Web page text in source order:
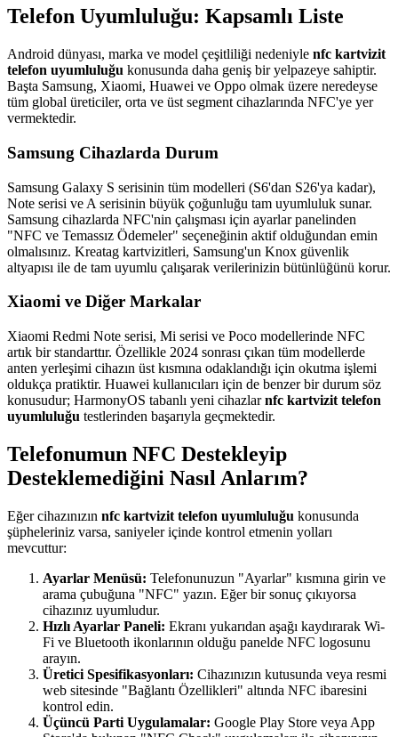
Telefon Uyumluluğu: Kapsamlı Liste
Android dünyası, marka ve model çeşitliliği nedeniyle nfc kartvizit
telefon uyumluluğu konusunda daha geniş bir yelpazeye sahiptir.
Başta Samsung, Xiaomi, Huawei ve Oppo olmak üzere neredeyse
tüm global üreticiler, orta ve üst segment cihazlarında NFC'ye yer
vermektedir.
Samsung Cihazlarda Durum
Samsung Galaxy S serisinin tüm modelleri (S6'dan S26'ya kadar),
Note serisi ve A serisinin büyük çoğunluğu tam uyumluluk sunar.
Samsung cihazlarda NFC'nin çalışması için ayarlar panelinden
"NFC ve Temassız Ödemeler" seçeneğinin aktif olduğundan emin
olmalısınız. Kreatag kartvizitleri, Samsung'un Knox güvenlik
altyapısı ile de tam uyumlu çalışarak verilerinizin bütünlüğünü korur.
Xiaomi ve Diğer Markalar
Xiaomi Redmi Note serisi, Mi serisi ve Poco modellerinde NFC
artık bir standarttır. Özellikle 2024 sonrası çıkan tüm modellerde
anten yerleşimi cihazın üst kısmına odaklandığı için okutma işlemi
oldukça pratiktir. Huawei kullanıcıları için de benzer bir durum söz
konusudur; HarmonyOS tabanlı yeni cihazlarnfc kartvizit telefon
uyumluluğu testlerinden başarıyla geçmektedir.
Telefonumun NFC Destekleyip
Desteklemediğini Nasıl Anlarım?
Eğer cihazınızın nfc kartvizit telefon uyumluluğu konusunda
şüpheleriniz varsa, saniyeler içinde kontrol etmenin yolları
mevcuttur:
Ayarlar Menüsü: Telefonunuzun "Ayarlar" kısmına girin ve
arama çubuğuna "NFC" yazın. Eğer bir sonuç çıkıyorsa
cihazınız uyumludur.
Hızlı Ayarlar Paneli: Ekranı yukarıdan aşağı kaydırarak Wi-
Fi ve Bluetooth ikonlarının olduğu panelde NFC logosunu
arayın.
Üretici Spesifikasyonları: Cihazınızın kutusunda veya resmi
web sitesinde "Bağlantı Özellikleri" altında NFC ibaresini
kontrol edin.
Üçüncü Parti Uygulamalar: Google Play Store veya App